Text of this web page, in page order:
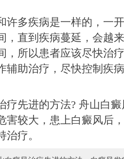
多疾病是一样的，一开
，直到疾病蔓延，会越
，所以患者应该尽快治
辅助治疗，尽快控制疾
先进的方法? 舟山白癜
害较大，患上白癜风后
疗。